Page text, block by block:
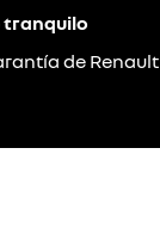
tranquilo
de Renault